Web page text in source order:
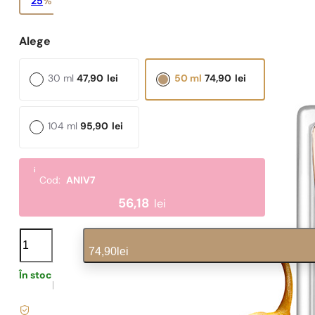
Alege capacitatea:
47,90 lei
30 ml 74,90 lei
50 ml
95,90 lei
104 ml
i
Cod:ANIV7
56,18 lei
N°
652
cantitate
74,90 lei
În stoc